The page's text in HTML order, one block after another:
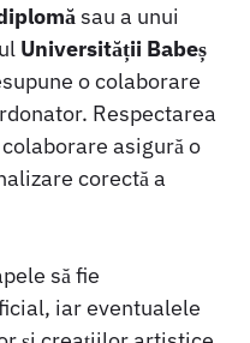
sau a unui
Universității Babeș
o colaborare
Respectarea
asigură o
corectă a
să fie
iar eventualele